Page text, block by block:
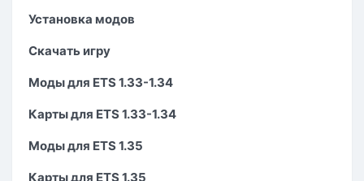
Установка модов
Скачать игру
Моды для ETS 1.33-1.34
Карты для ETS 1.33-1.34
Моды для ETS 1.35
Карты для ETS 1.35